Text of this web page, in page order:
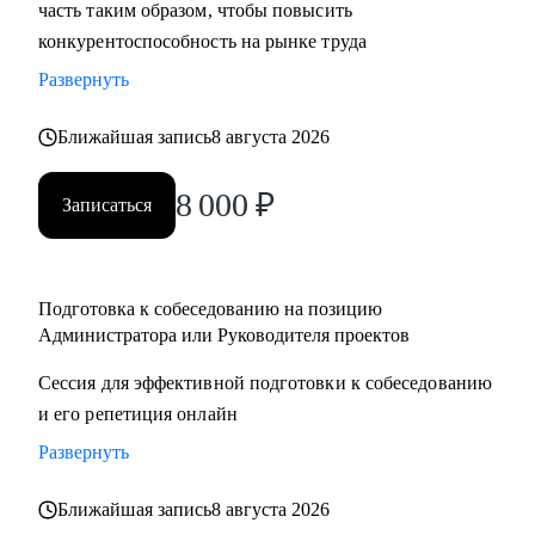
часть таким образом, чтобы повысить
конкурентоспособность на рынке труда
Развернуть
Ближайшая запись8 августа 2026
Записаться 8 000 ₽
Подготовка к собеседованию на позицию
Администратора или Руководителя проектов
Сессия для эффективной подготовки к собеседованию
и его репетиция онлайн
Развернуть
Ближайшая запись8 августа 2026